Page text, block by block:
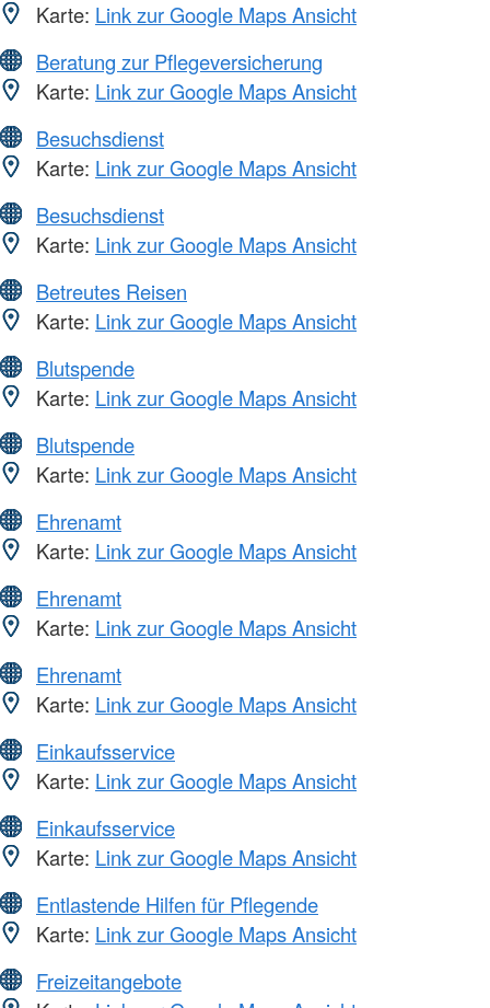
Karte: Link zur Google Maps Ansicht
Beratung zur Pflegeversicherung
Karte: Link zur Google Maps Ansicht
Besuchsdienst
Karte: Link zur Google Maps Ansicht
Besuchsdienst
Karte: Link zur Google Maps Ansicht
Betreutes Reisen
Karte: Link zur Google Maps Ansicht
Blutspende
Karte: Link zur Google Maps Ansicht
Blutspende
Karte: Link zur Google Maps Ansicht
Ehrenamt
Karte: Link zur Google Maps Ansicht
Ehrenamt
Karte: Link zur Google Maps Ansicht
Ehrenamt
Karte: Link zur Google Maps Ansicht
Einkaufsservice
Karte: Link zur Google Maps Ansicht
Einkaufsservice
Karte: Link zur Google Maps Ansicht
Entlastende Hilfen für Pflegende
Karte: Link zur Google Maps Ansicht
Freizeitangebote